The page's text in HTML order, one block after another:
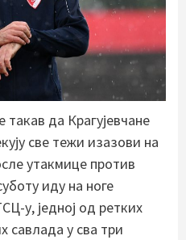
такав да Крагујевчане
све тежи изазови на
утакмице против
иду на ноге
у, једној од ретких
савлада у сва три